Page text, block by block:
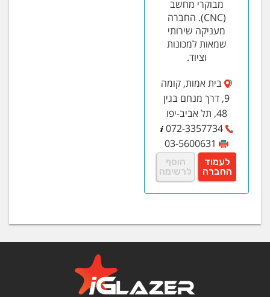
מבוקרי מחשב
(CNC). החברה
מעניקה שירותי
שמאות למכונות
וציוד.
בית אמות, קומה
9, דרך מנחם בגין
48, תל אביב-יפו
072-3357734
03-5600631
לעמוד
החברה
הוסף
לרשימה